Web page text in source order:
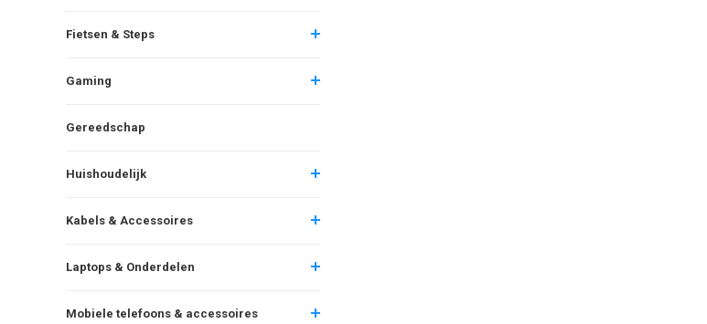
Fietsen & Steps
Gaming
Gereedschap
Huishoudelijk
Kabels & Accessoires
Laptops & Onderdelen
Mobiele telefoons & accessoires